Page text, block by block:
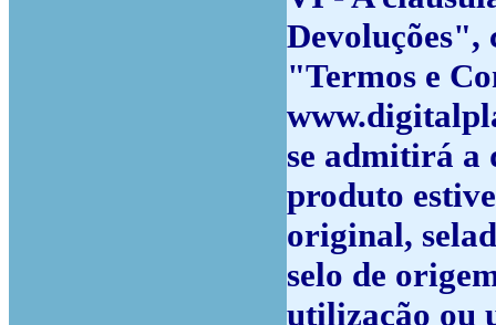
Devoluções",
"Termos e
se admitirá a
produto
original,
selo de
utilização ou